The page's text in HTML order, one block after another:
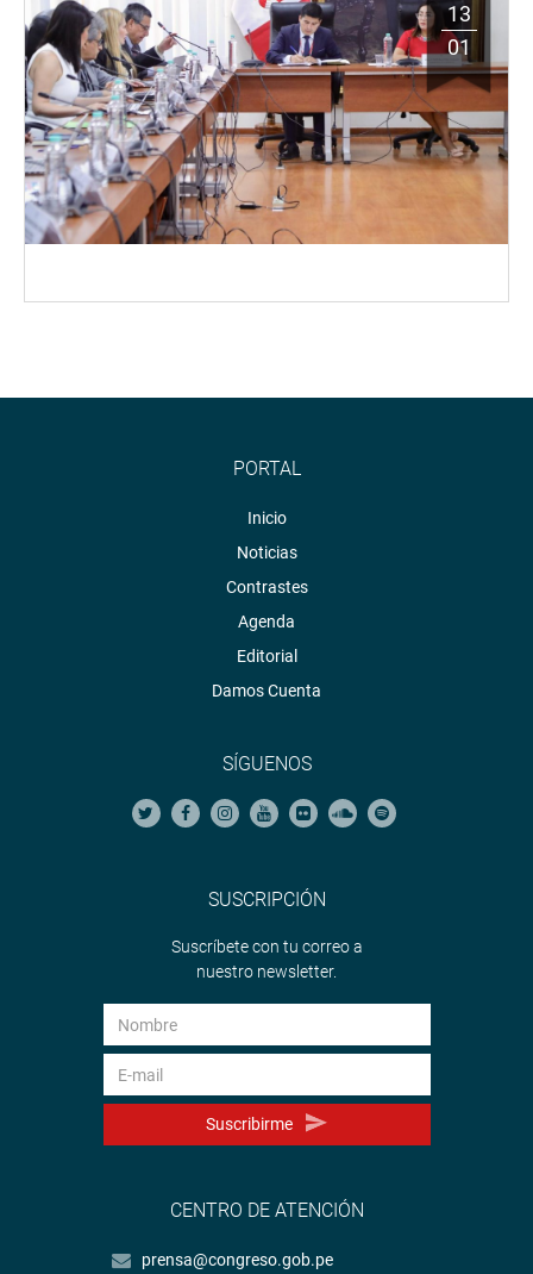
13
01
PORTAL
Inicio
Noticias
Contrastes
Agenda
Editorial
Damos Cuenta
SÍGUENOS
SUSCRIPCIÓN
Suscríbete con tu correo a
nuestro newsletter.
Suscribirme
CENTRO DE ATENCIÓN
prensa@congreso.gob.pe